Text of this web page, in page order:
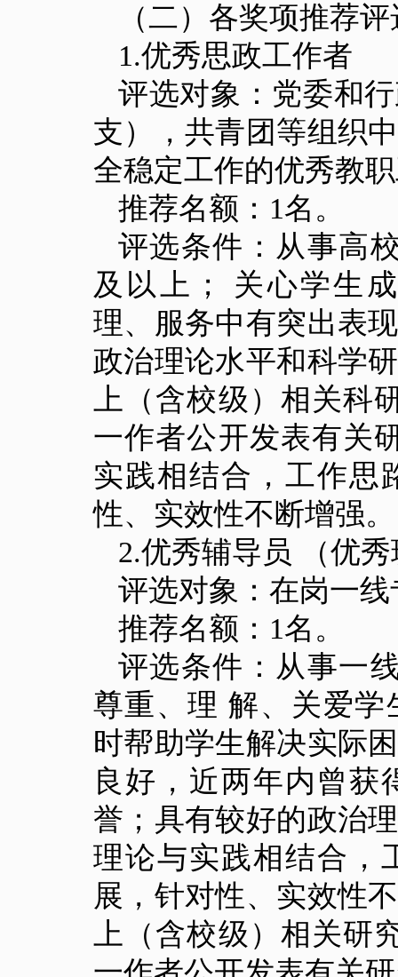
（二）各奖项推荐
1.优秀思政工作者
评选对象：党委和
支），共青团等组织
全稳定工作的优秀教
推荐名额： 1名。
评选条件：从事高
及以上； 关心学生
理、服务中有突出表
政治理论水平和科学
上（含校级）相关科
一作者公开发表有关
实践相结合，工作思
性、实效性不断增强。
2.优秀辅导员 （优
评选对象：在岗一
推荐名额： 1名。
评选条件：从事一
尊重、理 解、关爱
时帮助学生解决实际
良好，近两年内曾获
誉；具有较好的政治
理论与实践相结合，
展，针对性、实效性
上（含校级）相关研